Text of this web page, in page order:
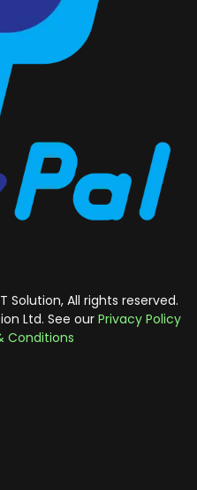
Solution, All rights reserved.
Ltd. See our Privacy Policy
Conditions